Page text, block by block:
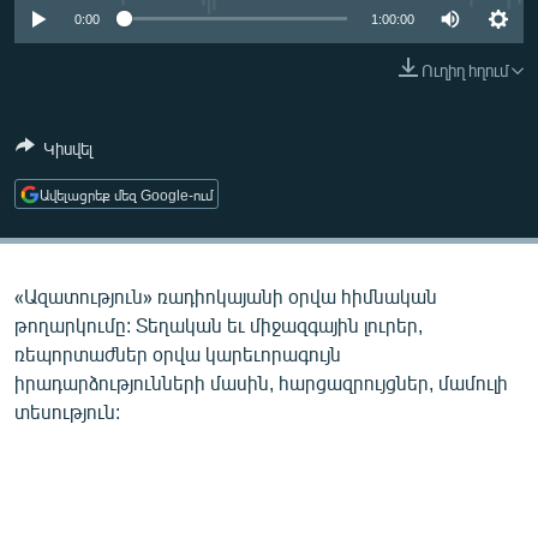
ՄԻՋԱԶԳԱՅԻՆ
ՄԵԿՆԱԲԱՆՈՒԹՅՈՒՆ
ՏՏ ԵՒ ԻՆՏԵՐՆԵՏ
ԿՈՐՈՆԱՎԻՐՈՒՍ
ՏԵՍԱՆՅՈՒԹԵՐ
ԲԱՆԱՎԵՃ
ՁԳՏԵԼՈՎ ԼԱՎԱԳՈՒՅՆԻՆ
0:00 1:00:00
Ուղիղ հղում
Կիսվել
Ավելացրեք մեզ Google-ում
«Ազատություն» ռադիոկայանի օրվա հիմնական
թողարկումը: Տեղական եւ միջազգային լուրեր,
ռեպորտաժներ օրվա կարեւորագույն
իրադարձությունների մասին, հարցազրույցներ, մամուլի
տեսություն: